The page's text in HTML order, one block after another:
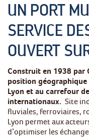
UN PORT
SERVICE
OUVERT
Construit en 1938 par
position
Lyon et au carrefour
internationaux. Site
fluviales, ferroviaires,
Lyon permet aux
d’optimiser les